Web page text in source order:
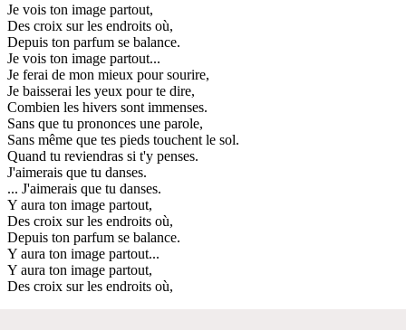
Je vois ton image partout,
Des croix sur les endroits où,
Depuis ton parfum se balance.
Je vois ton image partout...
Je ferai de mon mieux pour sourire,
Je baisserai les yeux pour te dire,
Combien les hivers sont immenses.
Sans que tu prononces une parole,
Sans même que tes pieds touchent le sol.
Quand tu reviendras si t'y penses.
J'aimerais que tu danses.
... J'aimerais que tu danses.
Y aura ton image partout,
Des croix sur les endroits où,
Depuis ton parfum se balance.
Y aura ton image partout...
Y aura ton image partout,
Des croix sur les endroits où,